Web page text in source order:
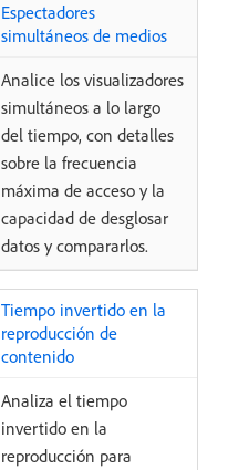
Espectadores
simultáneos de medios ​
Analice los visualizadores
simultáneos a lo largo
del tiempo, con detalles
sobre la frecuencia
máxima de acceso y la
capacidad de desglosar
datos y compararlos.
Tiempo invertido en la
reproducción de
contenido
Analiza el tiempo
invertido en la
reproducción para